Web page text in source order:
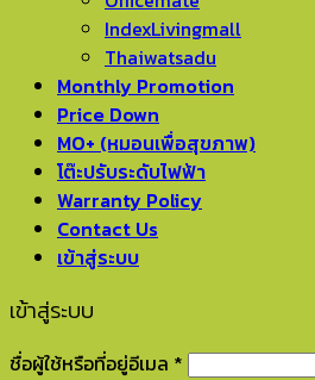
IndexLivingmall
Thaiwatsadu
Monthly Promotion
Price Down
MO+ (หมอนเพื่อสุขภาพ)
โต๊ะปรับระดับไฟฟ้า
Warranty Policy
Contact Us
เข้าสู่ระบบ
เข้าสู่ระบบ
ชื่อผู้ใช้หรือที่อยู่อีเมล *